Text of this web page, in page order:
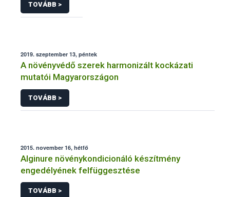
TOVÁBB >
2019. szeptember 13, péntek
A növényvédő szerek harmonizált kockázati
mutatói Magyarországon
TOVÁBB >
2015. november 16, hétfő
Alginure növénykondicionáló készítmény
engedélyének felfüggesztése
TOVÁBB >